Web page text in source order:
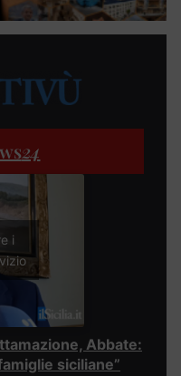
24
i
Abbate:
siciliane”